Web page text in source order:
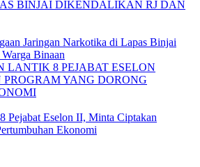
Jaringan Narkotika di Lapas Binjai
Binaan
Pejabat Eselon II, Minta Ciptakan
Ekonomi